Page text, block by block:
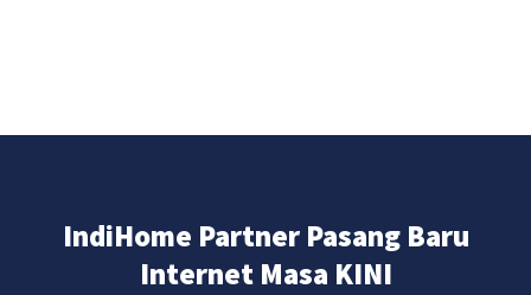
IndiHome Partner Pasang Baru
Internet Masa KINI